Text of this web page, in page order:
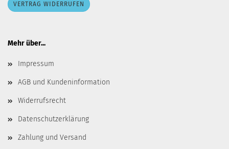
VERTRAG WIDERRUFEN
Mehr über...
Impressum
AGB und Kundeninformation
Widerrufsrecht
Datenschutzerklärung
Zahlung und Versand